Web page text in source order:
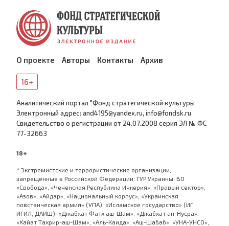
О проекте Авторы Контакты Архив
16+
Аналитический портал "Фонд стратегической культуры
Электронный адрес: and4195@yandex.ru, info@fondsk.ru
Cвидетельство о регистрации от 24.07.2008 серия ЭЛ № ФС
77-32663
18+
* Экстремистские и террористические организации,
запрещенные в Российской Федерации: ГУР Украины, ВО
«Свобода», «Чеченская Республика Ичкерия», «Правый сектор»,
«Азов», «Айдар», «Национальный корпус», «Украинская
повстанческая армия» (УПА), «Исламское государство» (ИГ,
ИГИЛ, ДАИШ), «Джабхат Фатх аш-Шам», «Джабхат ан-Нусра»,
«Хайат Тахрир-аш-Шам», «Аль-Каида», «Аш-Шабаб», «УНА-УНСО»,